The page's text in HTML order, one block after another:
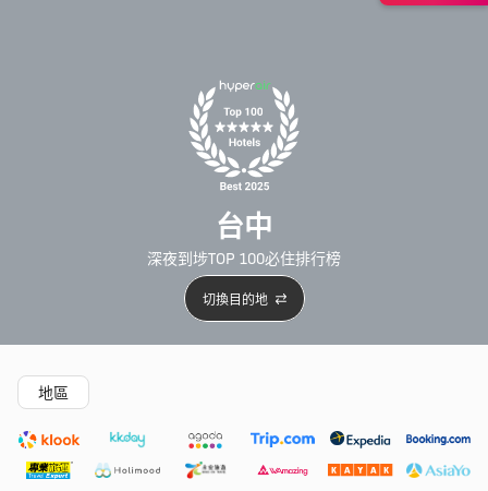
台中
深夜到埗TOP 100必住排行榜
切換目的地
精選酒店
地區